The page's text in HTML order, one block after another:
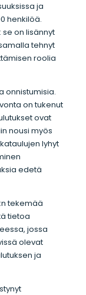
ja
henkilöä.
on lisännyt
tehnyt
roolia
onnistumisia.
on tukenut
ovat
nousi myös
lyhyt
edetä
tekemää
tietoa
jossa
olevat
ja